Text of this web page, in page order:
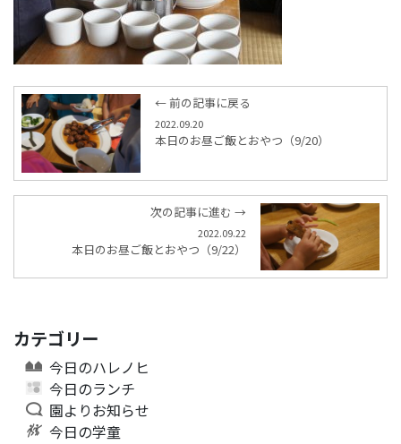
← 前の記事に戻る
2022.09.20
本日のお昼ご飯とおやつ（9/20）
次の記事に進む →
2022.09.22
本日のお昼ご飯とおやつ（9/22）
カテゴリー
今日のハレノヒ
今日のランチ
園よりお知らせ
今日の学童